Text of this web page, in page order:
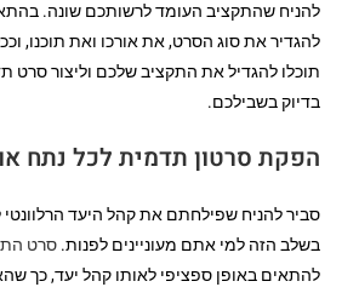
להניח שהתקציב העומד לרשותכם שונה.
להגדיר את סוג הסרט, את אורכו ואת תוכנו,
תוכלו להגדיל את התקציב שלכם וליצור
בדיוק בשבילכם.
הפקת סרטון תדמית לכל נתח
סביר להניח שפילחתם את קהל היעד הרלוונטי
בשלב הזה למי אתם מעוניינים לפנות.סרט
להתאים באופן ספציפי לאותו קהל יעד, כך